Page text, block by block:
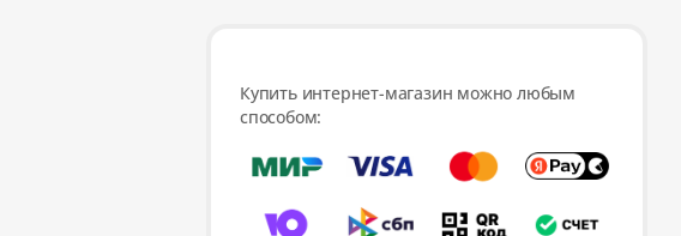
Купить интернет-магазин можно любым
способом: